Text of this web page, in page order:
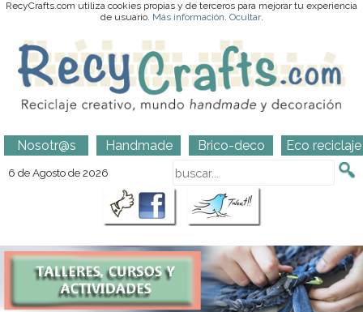
RecyCrafts.com utiliza cookies propias y de terceros para mejorar tu experiencia
de usuario. Más información. Ocultar.
Nosotr@s Handmade Brico-deco Eco reciclaje
6 de Agosto de 2026